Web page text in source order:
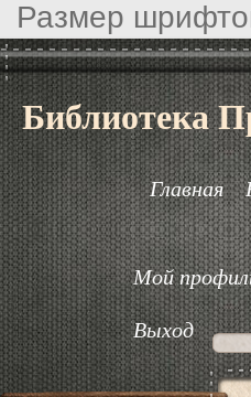
Размер
Библиотека
Главная
Мой
Выход